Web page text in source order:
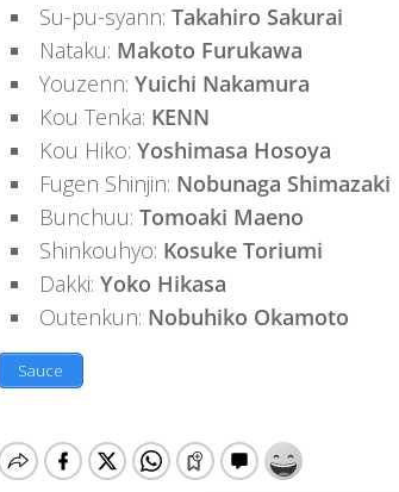
Su-pu-syann: Takahiro Sakurai
Nataku: Makoto Furukawa
Youzenn: Yuichi Nakamura
Kou Tenka: KENN
Kou Hiko: Yoshimasa Hosoya
Fugen Shinjin: Nobunaga Shimazaki
Bunchuu: Tomoaki Maeno
Shinkouhyo: Kosuke Toriumi
Dakki: Yoko Hikasa
Outenkun: Nobuhiko Okamoto
Sauce